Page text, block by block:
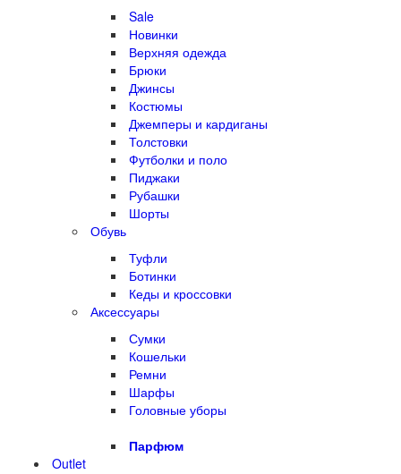
Sale
Новинки
Верхняя одежда
Брюки
Джинсы
Костюмы
Джемперы и кардиганы
Толстовки
Футболки и поло
Пиджаки
Рубашки
Шорты
Обувь
Туфли
Ботинки
Кеды и кроссовки
Аксессуары
Сумки
Кошельки
Ремни
Шарфы
Головные уборы
Парфюм
Outlet